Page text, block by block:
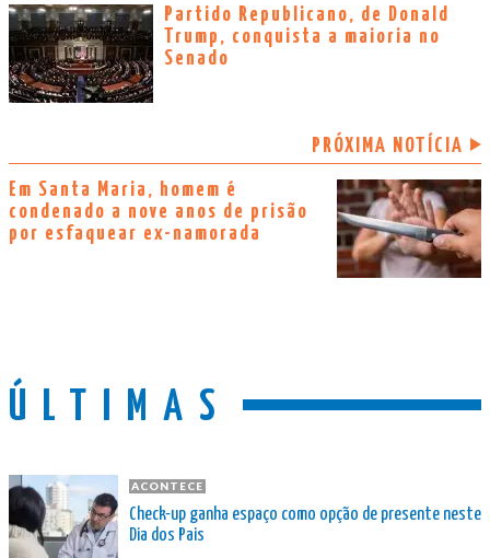
Partido Republicano, de Donald
Trump, conquista a maioria no
Senado
PRÓXIMA NOTÍCIA
Em Santa Maria, homem é
condenado a nove anos de prisão
por esfaquear ex-namorada
ÚLTIMAS
ACONTECE
Check-up ganha espaço como opção de presente neste
Dia dos Pais